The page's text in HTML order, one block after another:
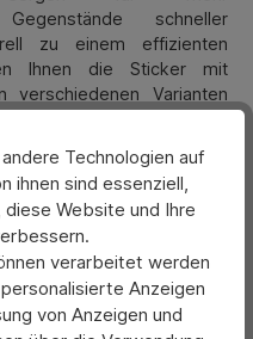
schneller
zu einem effizienten
Ihnen die Sticker mit
verschiedenen Varianten
beispielsweise
die Merkmale unserer
der nützlichen
die Sie in unserem
Technologien auf
ihnen sind essenziell,
Website und Ihre
verarbeitet werden
Anzeigen
von Anzeigen und